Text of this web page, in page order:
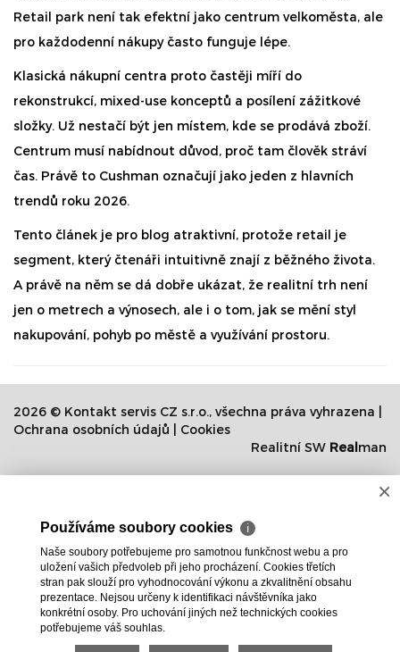
Retail park není tak efektní jako centrum velkoměsta, ale
pro každodenní nákupy často funguje lépe.
Klasická nákupní centra proto častěji míří do
rekonstrukcí, mixed-use konceptů a posílení zážitkové
složky. Už nestačí být jen místem, kde se prodává zboží.
Centrum musí nabídnout důvod, proč tam člověk stráví
čas. Právě to Cushman označují jako jeden z hlavních
trendů roku 2026.
Tento článek je pro blog atraktivní, protože retail je
segment, který čtenáři intuitivně znají z běžného života.
A právě na něm se dá dobře ukázat, že realitní trh není
jen o metrech a výnosech, ale i o tom, jak se mění styl
nakupování, pohyb po městě a využívání prostoru.
2026 © Kontakt servis CZ s.r.o., všechna práva vyhrazena |
Ochrana osobních údajů
Cookies
Realitní SW Realman
×
Používáme soubory cookies ℹ
Naše soubory potřebujeme pro samotnou funkčnost webu a pro
uložení vašich předvoleb při jeho procházení. Cookies třetích
stran pak slouží pro vyhodnocování výkonu a zkvalitnění obsahu
prezentace. Nejsou určeny k identifikaci návštěvníka jako
konkrétní osoby. Pro uchování jiných než technických cookies
potřebujeme váš souhlas.